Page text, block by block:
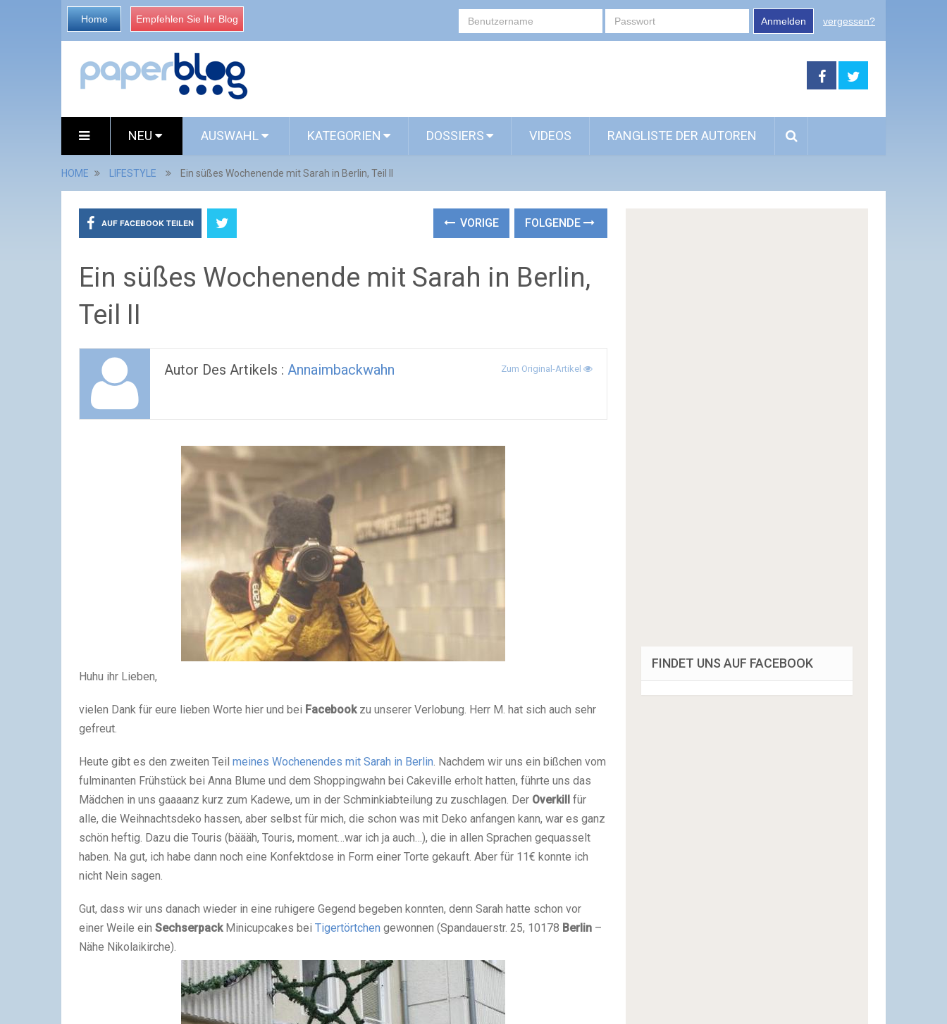
Home Empfehlen Sie Ihr Blog Anmelden vergessen?
NEU AUSWAHL KATEGORIEN DOSSIERS VIDEOS RANGLISTE DER AUTOREN
HOME LIFESTYLE Ein süßes Wochenende mit Sarah in Berlin, Teil II
AUF FACEBOOK TEILEN VORIGE FOLGENDE
Ein süßes Wochenende mit Sarah in Berlin,
Teil II
Autor Des Artikels : Annaimbackwahn Zum Original-Artikel
Huhu ihr Lieben,
vielen Dank für eure lieben Worte hier und bei Facebookzu unserer Verlobung. Herr M. hat sich auch sehr
gefreut.
Heute gibt es den zweiten Teil meines Wochenendes mit Sarah in Berlin. Nachdem wir uns ein bißchen vom
fulminanten Frühstück bei Anna Blume und dem Shoppingwahn bei Cakeville erholt hatten, führte uns das
Mädchen in uns gaaaanz kurz zum Kadewe, um in der Schminkiabteilung zu zuschlagen. Der Overkill für
alle, die Weihnachtsdeko hassen, aber selbst für mich, die schon was mit Deko anfangen kann, war es ganz
schön heftig. Dazu die Touris (bäääh, Touris, moment…war ich ja auch…), die in allen Sprachen gequasselt
haben. Na gut, ich habe dann noch eine Konfektdose in Form einer Torte gekauft. Aber für 11€ konnte ich
nicht Nein sagen.
Gut, dass wir uns danach wieder in eine ruhigere Gegend begeben konnten, denn Sarah hatte schon vor
einer Weile ein SechserpackMinicupcakes bei Tigertörtchen gewonnen (Spandauerstr. 25, 10178 Berlin –
Nähe Nikolaikirche).
FINDET UNS AUF FACEBOOK